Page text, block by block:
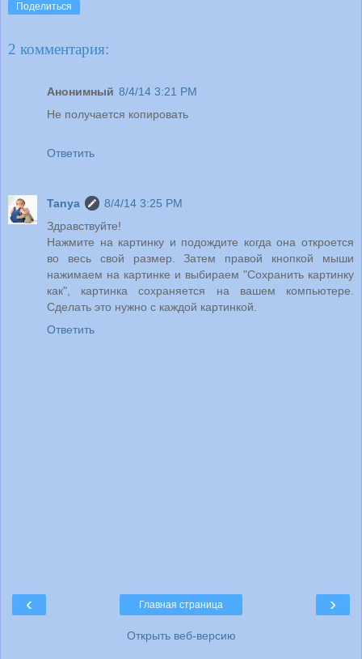
Поделиться
2 комментария:
Анонимный 8/4/14 3:21 PM
Не получается копировать
Ответить
Tanya
8/4/14 3:25 PM
Здравствуйте!
Нажмите на картинку и подождите когда она откроется
во весь свой размер. Затем правой кнопкой мыши
нажимаем на картинке и выбираем "Сохранить картинку
как", картинка сохраняется на вашем компьютере.
Сделать это нужно с каждой картинкой.
Ответить
‹ ›
Главная страница
Открыть веб-версию